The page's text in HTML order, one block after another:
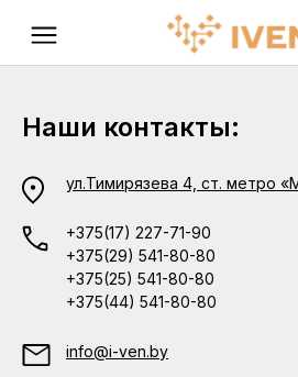
Наши контакты:
ул.Тимирязева 4, ст. метро
+375(17) 227-71-90
+375(29) 541-80-80
+375(25) 541-80-80
+375(44) 541-80-80
info@i-ven.by